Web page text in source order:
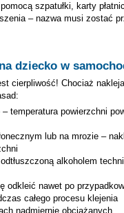
szpatułki, karty
– nazwa musi zostać
dziecko w
cierpliwość! Chociaż
temperatura powierzchni
lub na mrozie –
alkoholem
odkleić nawet po
całego procesu klejenia
nadmiernie obciążanych